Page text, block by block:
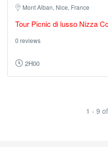
Mont Alban, Nice, France
Tour Picnic di lusso Nizza
0 reviews
2H00
1 - 9